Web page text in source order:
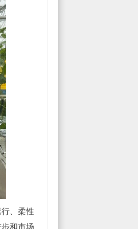
、柔性
和市场